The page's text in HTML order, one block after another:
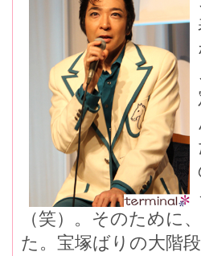
（笑）。そのために
た。宝塚ばりの大階